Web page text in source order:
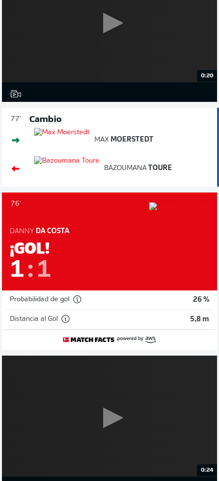
0:20
77' Cambio
MAX MOERSTEDT
BAZOUMANA TOURE
76'
DANNY DA COSTA
¡GOL!
1: 1
Probabilidad de gol 26 %
Distancia al Gol 5,8 m
0:24